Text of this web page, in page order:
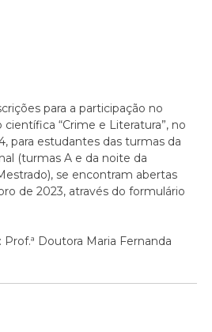
para a participação no
“Crime e Literatura”, no
para estudantes das turmas da
(turmas A e da noite da
se encontram abertas
de 2023, através do formulário
Doutora Maria Fernanda